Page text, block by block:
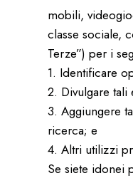
mobili,
classe sociale,
Terze”) per i
1. Identificare
2. Divulgare
3. Aggiungere
ricerca; e
4. Altri utilizzi
Se siete idonei